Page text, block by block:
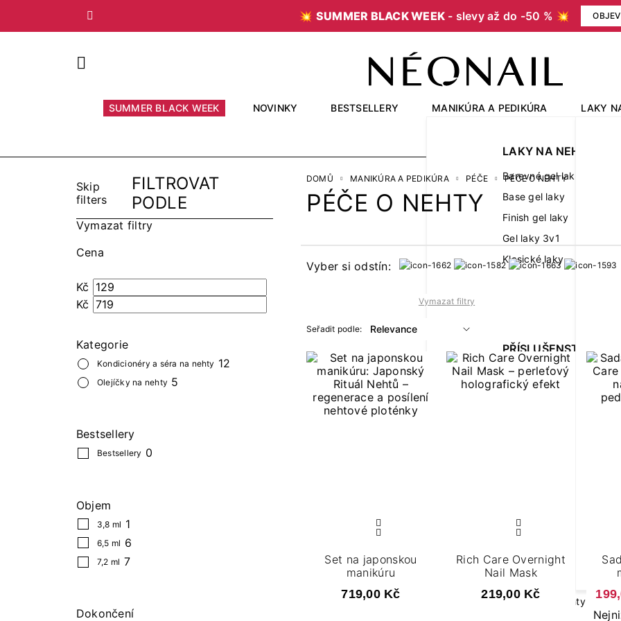
💥 SUMMER BLACK WEEK - slevy až do -50 % 💥 OBJEV
Předchozí
SUMMER BLACK WEEK NOVINKY BESTSELLERY MANIKÚRA A PEDIKÚRA
LAKY NA NEHTY
Barevné gel laky
Base gel laky
Finish gel laky
Gel laky 3v1
Klasické laky
PŘÍSLUŠENSTVÍ K
MANIKÚŘE
Brusky na modeláž nehtů
GEL LAKY V
Nálepky na nehty
Nálepky na nehty
LAKY
Skip
filters
FILTROVAT
PODLE
Vymazat filtry
Cena
Kč
Kč
Kategorie
Kondicionéry a séra na nehty 12
Olejíčky na nehty 5
Bestsellery
Bestsellery 0
Objem
3,8 ml 1
6,5 ml 6
7,2 ml 7
Dokončení
DOMŮ MANIKÚRA A PEDIKÚRA PÉČE PÉČE O NEHTY
PÉČE O NEHTY
Vyber si odstín:
Vymazat filtry
Seřadit podle:
Set na japonskou
manikúru
719,00 Kč
Rich Care Overnight
Nail Mask
219,00 Kč